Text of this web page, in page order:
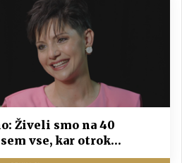
Živeli smo na 40
vse, kar otrok